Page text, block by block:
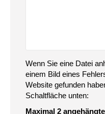
Wenn Sie eine Datei
einem Bild eines
Website gefunden
Schaltfläche unten:
Maximal 2